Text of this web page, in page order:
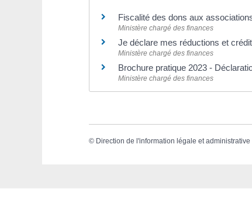
Fiscalité des dons aux
Ministère chargé des finances
Je déclare mes réductions et
Ministère chargé des finances
Brochure pratique 2023 -
Ministère chargé des finances
© Direction de l'information légale et administrative